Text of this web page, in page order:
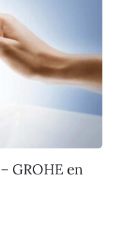
GROHE en